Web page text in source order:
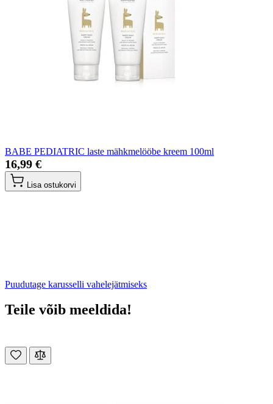
BABE PEDIATRIC laste mähkmelööbe kreem 100ml
16,99 €
Lisa ostukorvi
Puudutage karusselli vahelejätmiseks
Teile võib meeldida!